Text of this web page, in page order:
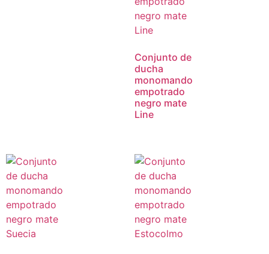
Conjunto de
ducha
monomando
empotrado
negro mate
Line